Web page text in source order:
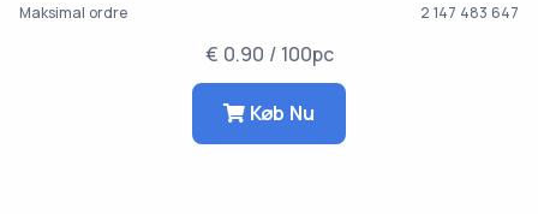
Maksimal ordre
2 147 483 647
€ 0.90 / 100pc
Køb Nu